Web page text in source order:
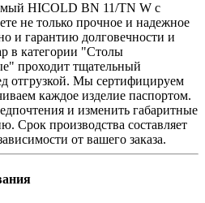
HICOLD BN 11/TN W c
не только прочное и надежное
и гарантию долговечности и
в категории "Столы
проходит тщательный
отгрузкой. Мы сертифицируем
каждое изделие паспортом.
и изменить габаритные
Срок производства составляет
от вашего заказа.